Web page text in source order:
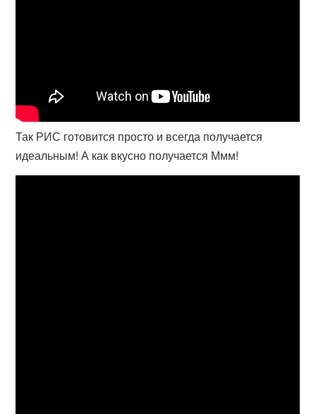
Так РИС готовится просто и всегда получается
идеальным! А как вкусно получается Ммм!